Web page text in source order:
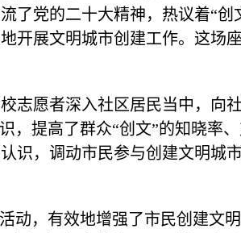
了党的二十大精神，热议着“
开展文明城市创建工作。这场
志愿者深入社区居民当中，向
，提高了群众“创文”的知晓率
识，调动市民参与创建文明城
动，有效地增强了市民创建文